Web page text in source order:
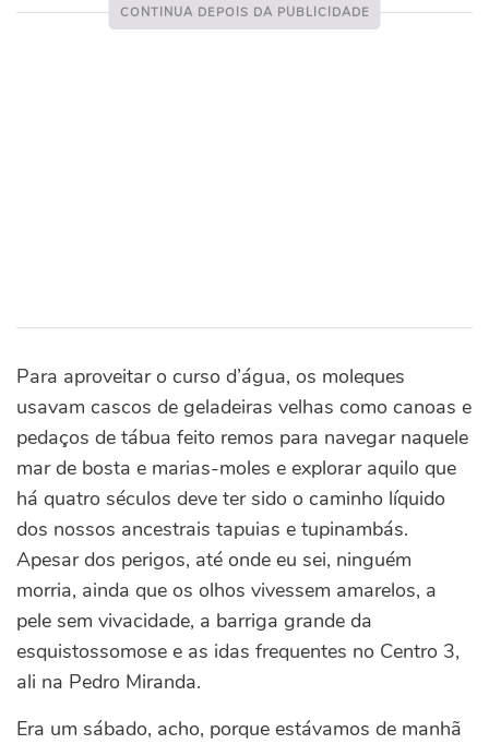
Para aproveitar o curso d’água, os moleques
usavam cascos de geladeiras velhas como canoas e
pedaços de tábua feito remos para navegar naquele
mar de bosta e marias-moles e explorar aquilo que
há quatro séculos deve ter sido o caminho líquido
dos nossos ancestrais tapuias e tupinambás.
Apesar dos perigos, até onde eu sei, ninguém
morria, ainda que os olhos vivessem amarelos, a
pele sem vivacidade, a barriga grande da
esquistossomose e as idas frequentes no Centro 3,
ali na Pedro Miranda.
Era um sábado, acho, porque estávamos de manhã